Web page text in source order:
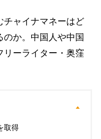
ャイナマネーはど
か。中国人や中国
リーライター・奥窪
取得